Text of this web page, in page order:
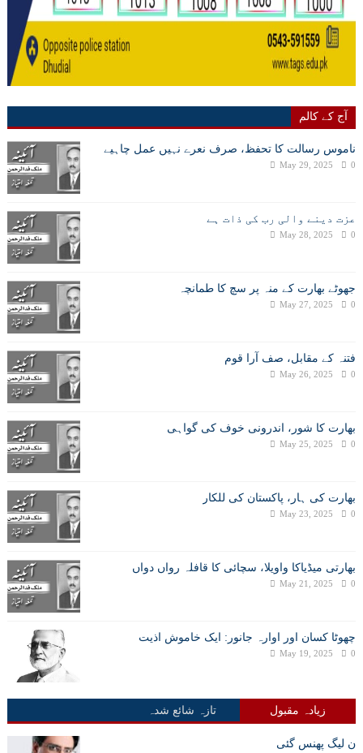
آج کے کالم
ناموس رسالت کا تحفظ، صرف نعرے نہیں عمل چاہیے
May 29, 2025 0
عزت دینے والی رب کی ذات ہے
May 28, 2025 0
جھوٹے بھارت کے منہ پر سچ کا طمانچہ
May 27, 2025 0
فتنہ کے مقابل، صف آرا قوم
May 26, 2025 0
بھارت کا شور، اندرونی خوف کی گواہی
May 25, 2025 0
بھارت کی ہار، پاکستان کی للکار
May 23, 2025 0
بھارتی میڈیاکا واویلا، سچائی کا قافلہ رواں دواں
May 21, 2025 0
چھوٹا کسان اور اوارہ جانور: ایک خاموش اذیت
May 19, 2025 0
زیادہ مقبول تازہ شائع شدہ
ن لیگ پھنس گئی